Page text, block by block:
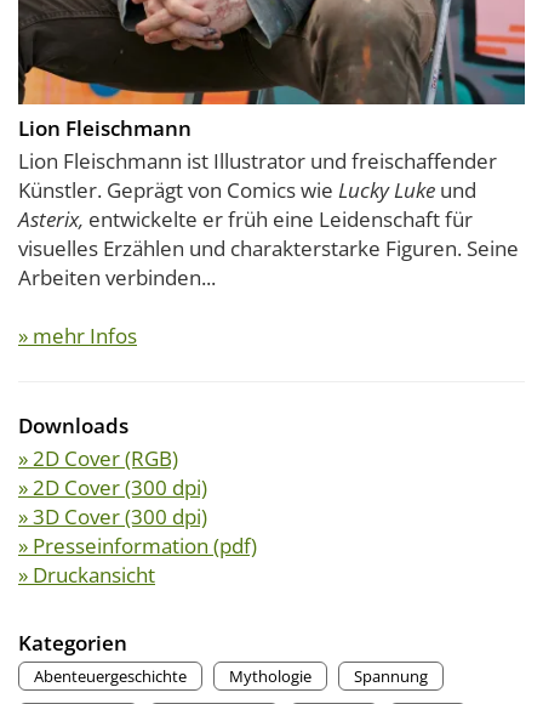
Lion Fleischmann
Lion Fleischmann ist Illustrator und freischaffender
Künstler. Geprägt von Comics wie Lucky Luke und
Asterix, entwickelte er früh eine Leidenschaft für
visuelles Erzählen und charakterstarke Figuren. Seine
Arbeiten verbinden...
» mehr Infos
Downloads
» 2D Cover (RGB)
» 2D Cover (300 dpi)
» 3D Cover (300 dpi)
» Presseinformation (pdf)
» Druckansicht
Kategorien
Abenteuergeschichte Mythologie
Spannung